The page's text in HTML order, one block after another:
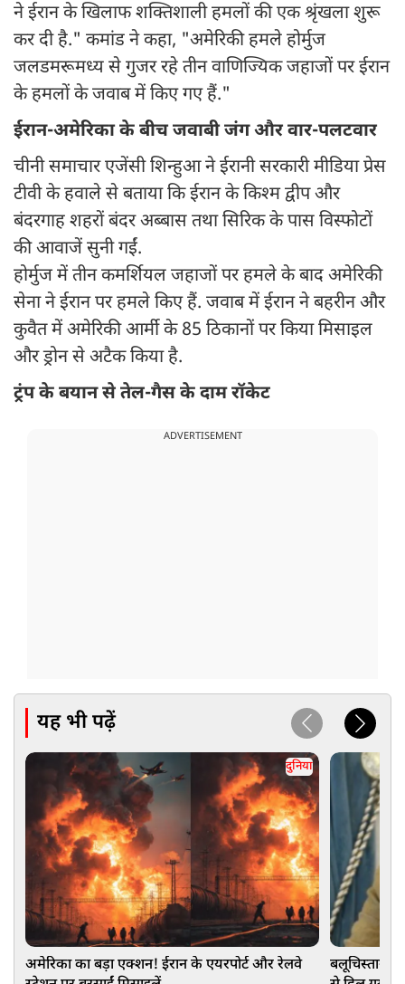
ने ईरान के खिलाफ शक्तिशाली हमलों की एक श्रृंखला शुरू
कर दी है." कमांड ने कहा, "अमेरिकी हमले होर्मुज
जलडमरूमध्य से गुजर रहे तीन वाणिज्यिक जहाजों पर ईरान
के हमलों के जवाब में किए गए हैं."
ईरान-अमेरिका के बीच जवाबी जंग और वार-पलटवार
चीनी समाचार एजेंसी शिन्हुआ ने ईरानी सरकारी मीडिया प्रेस
टीवी के हवाले से बताया कि ईरान के किश्म द्वीप और
बंदरगाह शहरों बंदर अब्बास तथा सिरिक के पास विस्फोटों
की आवाजें सुनी गईं.
होर्मुज में तीन कमर्शियल जहाजों पर हमले के बाद अमेरिकी
सेना ने ईरान पर हमले किए हैं. जवाब में ईरान ने बहरीन और
कुवैत में अमेरिकी आर्मी के 85 ठिकानों पर किया मिसाइल
और ड्रोन से अटैक किया है.
ट्रंप के बयान से तेल-गैस के दाम रॉकेट
ADVERTISEMENT
यह भी पढ़ें
दुनिया
अमेरिका का बड़ा एक्शन! ईरान के एयरपोर्ट और रेलवे
बलूचिस्तान